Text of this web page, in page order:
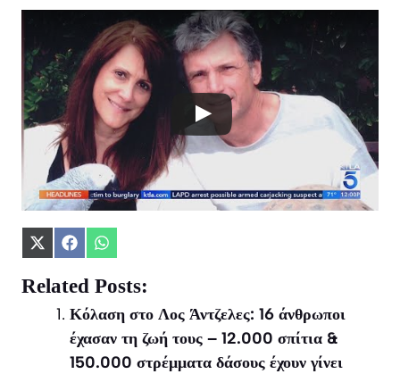
Share
X
(Twitter)
Share
Facebook
Share
WhatsApp
Related Posts:
Κόλαση στο Λος Άντζελες: 16 άνθρωποι
έχασαν τη ζωή τους – 12.000 σπίτια &
150.000 στρέμματα δάσους έχουν γίνει